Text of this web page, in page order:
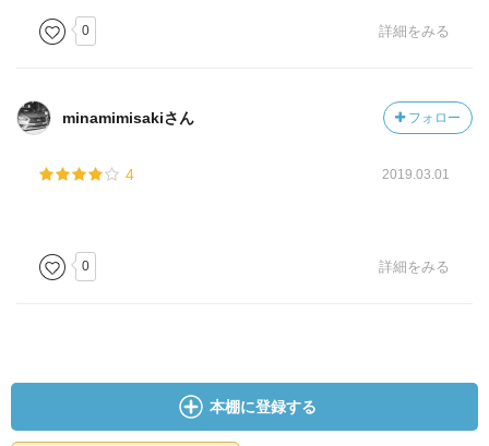
0 詳細をみる
minamimisakiさん フォロー
4 2019.03.01
0 詳細をみる
本棚に登録する